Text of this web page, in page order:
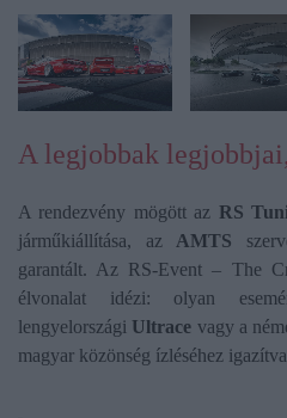
A legjobbak
A rendezvény mögött az RS
járműkiállítása, az AMTS
garantált. Az RS-Event – The
élvonalat idézi: olyan
lengyelországi Ultrace vagy a
magyar közönség ízléséhez